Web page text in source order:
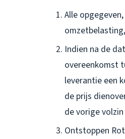
Alle
Indien na de
overeenkomst
leverantie een
de prijs
de vorige
Ontstoppen